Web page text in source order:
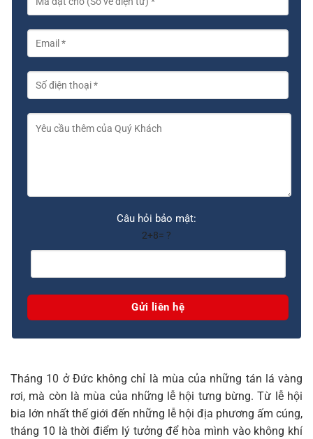
Câu hỏi bảo mật:
2+8= ?
Tháng 10 ở Đức không chỉ là mùa của những tán lá vàng
rơi, mà còn là mùa của những lễ hội tưng bừng. Từ lễ hội
bia lớn nhất thế giới đến những lễ hội địa phương ấm cúng,
tháng 10 là thời điểm lý tưởng để hòa mình vào không khí